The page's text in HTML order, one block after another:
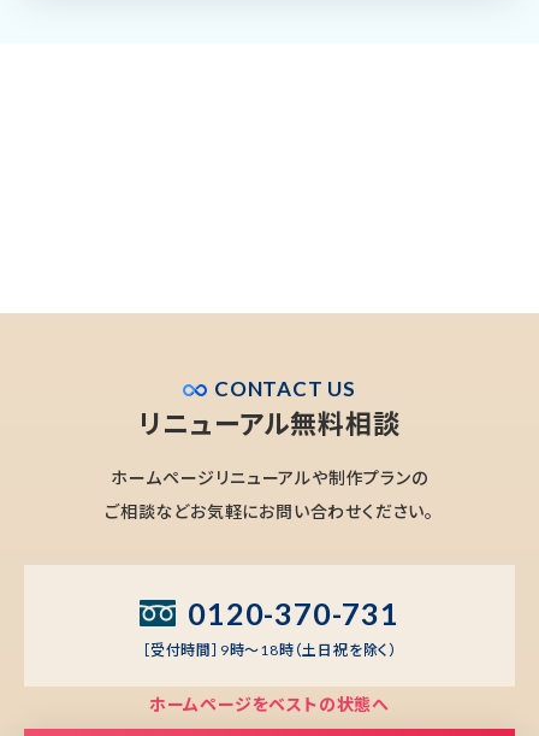
CONTACT US
リニューアル無料相談
ホームページリニューアルや制作プランの
ご相談などお気軽にお問い合わせください。
0120-370-731
［受付時間］9時～18時（土日祝を除く）
ホームページをベストの状態へ